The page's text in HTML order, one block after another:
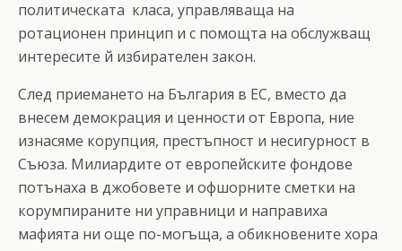
политическата класа, управляваща на
ротационен принцип и с помощта на обслужващ
интересите й избирателен закон.
След приемането на България в ЕС, вместо да
внесем демокрация и ценности от Европа, ние
изнасяме корупция, престъпност и несигурност в
Съюза. Милиардите от европейските фондове
потънаха в джобовете и офшорните сметки на
корумпираните ни управници и направиха
мафията ни още по-могъща, а обикновените хора